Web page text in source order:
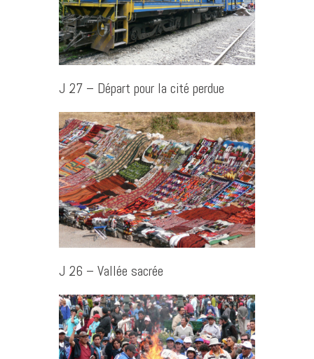
J 27 – Départ pour la cité perdue
J 26 – Vallée sacrée